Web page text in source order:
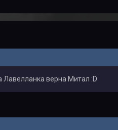
Лавелланка верна Митал :D